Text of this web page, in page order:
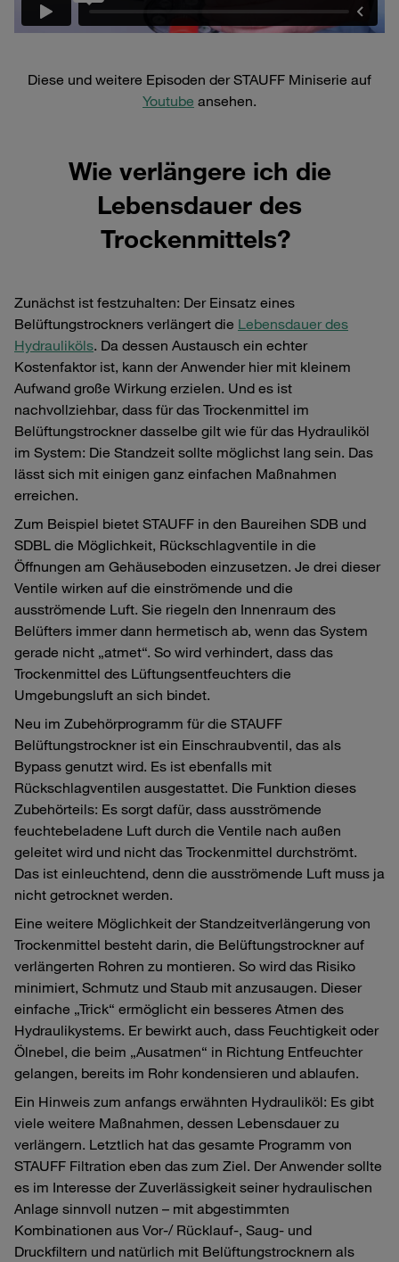
Diese und weitere Episoden der STAUFF Miniserie auf
Youtube ansehen.
Wie verlängere ich die
Lebensdauer des
Trockenmittels?
Zunächst ist festzuhalten: Der Einsatz eines
Belüftungstrockners verlängert die Lebensdauer des
Hydrauliköls. Da dessen Austausch ein echter
Kostenfaktor ist, kann der Anwender hier mit kleinem
Aufwand große Wirkung erzielen. Und es ist
nachvollziehbar, dass für das Trockenmittel im
Belüftungstrockner dasselbe gilt wie für das Hydrauliköl
im System: Die Standzeit sollte möglichst lang sein. Das
lässt sich mit einigen ganz einfachen Maßnahmen
erreichen.
Zum Beispiel bietet STAUFF in den Baureihen SDB und
SDBL die Möglichkeit, Rückschlagventile in die
Öffnungen am Gehäuseboden einzusetzen. Je drei dieser
Ventile wirken auf die einströmende und die
ausströmende Luft. Sie riegeln den Innenraum des
Belüfters immer dann hermetisch ab, wenn das System
gerade nicht „atmet“. So wird verhindert, dass das
Trockenmittel des Lüftungsentfeuchters die
Umgebungsluft an sich bindet.
Neu im Zubehörprogramm für die STAUFF
Belüftungstrockner ist ein Einschraubventil, das als
Bypass genutzt wird. Es ist ebenfalls mit
Rückschlagventilen ausgestattet. Die Funktion dieses
Zubehörteils: Es sorgt dafür, dass ausströmende
feuchtebeladene Luft durch die Ventile nach außen
geleitet wird und nicht das Trockenmittel durchströmt.
Das ist einleuchtend, denn die ausströmende Luft muss ja
nicht getrocknet werden.
Eine weitere Möglichkeit der Standzeitverlängerung von
Trockenmittel besteht darin, die Belüftungstrockner auf
verlängerten Rohren zu montieren. So wird das Risiko
minimiert, Schmutz und Staub mit anzusaugen. Dieser
einfache „Trick“ ermöglicht ein besseres Atmen des
Hydraulikystems. Er bewirkt auch, dass Feuchtigkeit oder
Ölnebel, die beim „Ausatmen“ in Richtung Entfeuchter
gelangen, bereits im Rohr kondensieren und ablaufen.
Ein Hinweis zum anfangs erwähnten Hydrauliköl: Es gibt
viele weitere Maßnahmen, dessen Lebensdauer zu
verlängern. Letztlich hat das gesamte Programm von
STAUFF Filtration eben das zum Ziel. Der Anwender sollte
es im Interesse der Zuverlässigkeit seiner hydraulischen
Anlage sinnvoll nutzen – mit abgestimmten
Kombinationen aus Vor-/ Rücklauf-, Saug- und
Druckfiltern und natürlich mit Belüftungstrocknern als